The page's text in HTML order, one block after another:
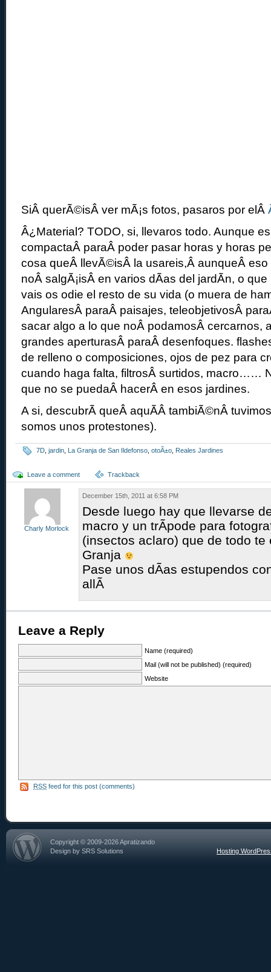
SiÂ querÃ©isÂ ver mÃ¡s fotos, pasaros por elÂ
Â¿Material? TODO, si, llevaros todo. Aunque
compactaÂ paraÂ poder pasar horas y horas
cosa queÂ llevÃ©isÂ la usareis,Â aunqueÂ eso
noÂ salgÃ¡isÂ en varios dÃ­as del jardÃ­n, o
vais os odie el resto de su vida (o muera de
AngularesÂ paraÂ paisajes, teleobjetivosÂ
sacar algo a lo que noÂ podamosÂ cercarnos,
grandes aperturasÂ paraÂ desenfoques.
de relleno o composiciones, ojos de pez para
cuando haga falta, filtrosÂ surtidos, macro……
que no se puedaÂ hacerÂ en esos jardines.
A si, descubrÃ­ queÂ aquÃ­Â tambiÃ©nÂ
somos unos protestones).
7D jardin La Granja de San Ildefonso otoÃ±o Reales Jardines
Leave a comment Trackback
Charly Morlock
December 15th, 2011 at 6:58 PM
Desde luego hay que llevarse
macro y un trÃ­pode para
(insectos aclaro) que de todo te
Granja
Pase unos dÃ­as estupendos
allÃ­
Leave a Reply
Name (required)
Mail (will not be published) (required)
Website
RSS feed for this post (comments)
Copyright © 2009-2026 Apratizando
Design by SRS Solutions
Hosting